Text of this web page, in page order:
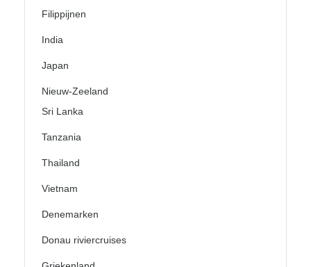
Filippijnen
India
Japan
Nieuw-Zeeland
Sri Lanka
Tanzania
Thailand
Vietnam
Denemarken
Donau riviercruises